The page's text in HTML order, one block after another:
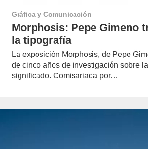
Gráfica y Comunicación
Morphosis: Pepe Gimeno
la tipografía
La exposición Morphosis, de Pepe
de cinco años de investigación sobre
significado. Comisariada por…